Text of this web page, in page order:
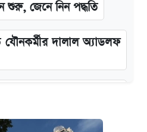
শুরু, জেনে নিন পদ্ধতি
যৌনকর্মীর দালাল অ্যাডলফ